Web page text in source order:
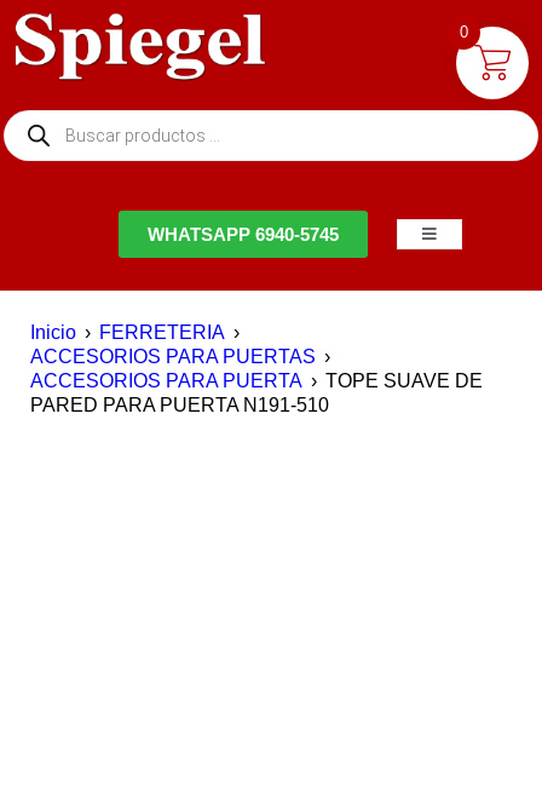
WHATSAPP 6940-5745
Inicio › FERRETERIA ›
ACCESORIOS PARA PUERTAS ›
ACCESORIOS PARA PUERTA › TOPE SUAVE DE
PARED PARA PUERTA N191-510
0